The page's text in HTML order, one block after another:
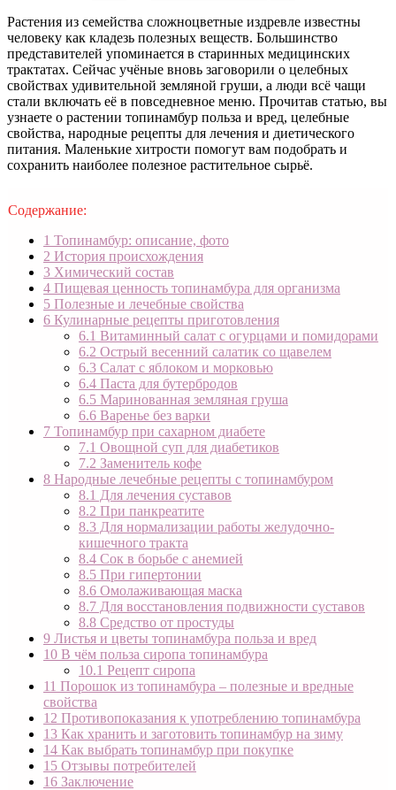
Растения из семейства сложноцветные издревле известны
человеку как кладезь полезных веществ. Большинство
представителей упоминается в старинных медицинских
трактатах. Сейчас учёные вновь заговорили о целебных
свойствах удивительной земляной груши, а люди всё чащи
стали включать её в повседневное меню. Прочитав статью, вы
узнаете о растении топинамбур польза и вред, целебные
свойства, народные рецепты для лечения и диетического
питания. Маленькие хитрости помогут вам подобрать и
сохранить наиболее полезное растительное сырьё.
Содержание:
1 Топинамбур: описание, фото
2 История происхождения
3 Химический состав
4 Пищевая ценность топинамбура для организма
5 Полезные и лечебные свойства
6 Кулинарные рецепты приготовления
6.1 Витаминный салат с огурцами и помидорами
6.2 Острый весенний салатик со щавелем
6.3 Салат с яблоком и морковью
6.4 Паста для бутербродов
6.5 Маринованная земляная груша
6.6 Варенье без варки
7 Топинамбур при сахарном диабете
7.1 Овощной суп для диабетиков
7.2 Заменитель кофе
8 Народные лечебные рецепты с топинамбуром
8.1 Для лечения суставов
8.2 При панкреатите
8.3 Для нормализации работы желудочно-
кишечного тракта
8.4 Сок в борьбе с анемией
8.5 При гипертонии
8.6 Омолаживающая маска
8.7 Для восстановления подвижности суставов
8.8 Средство от простуды
9 Листья и цветы топинамбура польза и вред
10 В чём польза сиропа топинамбура
10.1 Рецепт сиропа
11 Порошок из топинамбура – полезные и вредные
свойства
12 Противопоказания к употреблению топинамбура
13 Как хранить и заготовить топинамбур на зиму
14 Как выбрать топинамбур при покупке
15 Отзывы потребителей
16 Заключение